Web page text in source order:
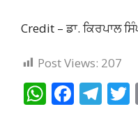
Credit – ਡਾ. ਕਿਰਪਾਲ
Post Views: 207
W F T